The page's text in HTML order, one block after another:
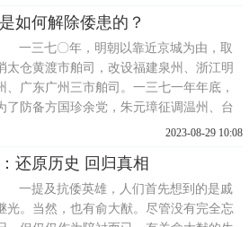
始走上闭关锁国之路，使得日本长期深刻
反省，再也不敢主动挑战已经形成的太平洋
岸国家政治秩序，从而保证
如何解除倭患的？
一三七〇年，明朝以靠近京城为由，取
太仓黄渡市舶司，改设福建泉州、浙江明
、广东广州三市舶司。一三七一年年底，
了防备方国珍余党，朱元璋征调温州、台
州、庆元三府军士以及无地百姓，编入各卫
四年，三司被废，但是海上朝贡未绝。一三
八〇年正月，胡惟庸案发，朱元璋因胡惟庸
结日本而下诏禁止与日
2023-08-29 10:08
还原历史 回归真相
一提及抗倭英雄，人们首先想到的是戚
光。当然，也有俞大猷。尽管没有完全忘